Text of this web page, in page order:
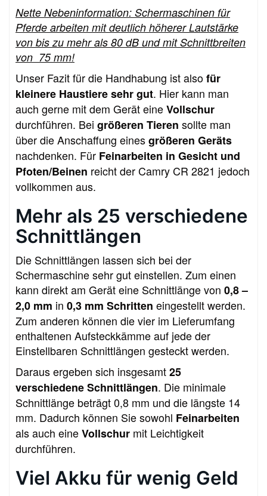
Nette Nebeninformation: Schermaschinen für
Pferde arbeiten mit deutlich höherer Lautstärke
von bis zu mehr als 80 dB und mit Schnittbreiten
von 75 mm!
Unser Fazit für die Handhabung ist also für
kleinere Haustiere sehr gut. Hier kann man
auch gerne mit dem Gerät eineVollschur
durchführen. Bei größeren Tieren sollte man
über die Anschaffung einesgrößeren Geräts
nachdenken. Für Feinarbeiten in Gesicht und
Pfoten/Beinen reicht der Camry CR 2821 jedoch
vollkommen aus.
Mehr als 25 verschiedene
Schnittlängen
Die Schnittlängen lassen sich bei der
Schermaschine sehr gut einstellen. Zum einen
kann direkt am Gerät eine Schnittlänge von 0,8 –
2,0 mm in 0,3 mm Schritten eingestellt werden.
Zum anderen können die vier im Lieferumfang
enthaltenen Aufsteckkämme auf jede der
Einstellbaren Schnittlängen gesteckt werden.
Daraus ergeben sich insgesamt25
verschiedene Schnittlängen. Die minimale
Schnittlänge beträgt 0,8 mm und die längste 14
mm. Dadurch können Sie sowohl Feinarbeiten
als auch eineVollschur mit Leichtigkeit
durchführen.
Viel Akku für wenig Geld